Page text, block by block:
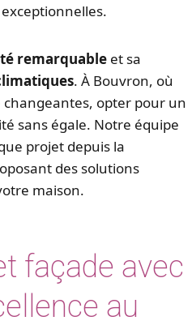
remarquable et sa
. À Bouvron, où
opter pour un
sans égale. Notre équipe
projet depuis la
des solutions
maison.
façade avec
au